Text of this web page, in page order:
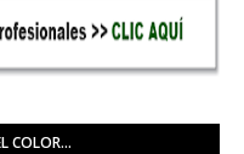
COLOR...